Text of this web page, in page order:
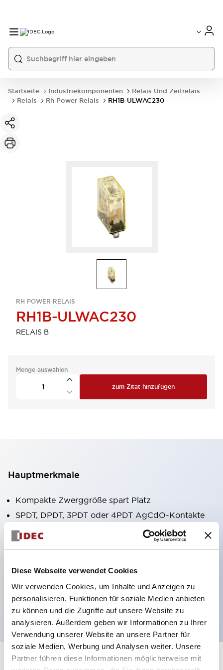
Diese Webseite verwendet Cookies
Wir verwenden Cookies, um Inhalte und Anzeigen zu
personalisieren, Funktionen für soziale Medien anbieten
zu können und die Zugriffe auf unsere Website zu
analysieren. Außerdem geben wir Informationen zu Ihrer
Verwendung unserer Website an unsere Partner für
soziale Medien, Werbung und Analysen weiter. Unsere
Partner führen diese Informationen möglicherweise mit
Startseite Industriekomponenten
Relais Und Zeitrelais
Relais
Rh Power Relais RH1B-ULWAC230
RH POWER RELAIS
RH1B-ULWAC230
RELAIS B
Menge auswählen
zum Zitat hinzufügen
Hauptmerkmale
Kompakte Zwerggröße spart Platz
SPDT, DPDT, 3PDT oder 4PDT AgCdO-Kontakte
Hohe Schaltleistung (10A)
Optionen umfassen Kontrollleuchte und Prüftaste
Montageoptionen umfassen Top-Montage, DIN-
Fassung oder Frontplattenfassung
Spezifikationen Alle erweitern